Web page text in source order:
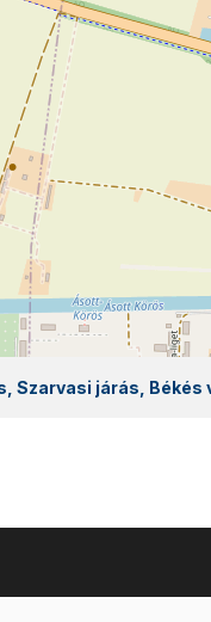
Szarvasi járás,